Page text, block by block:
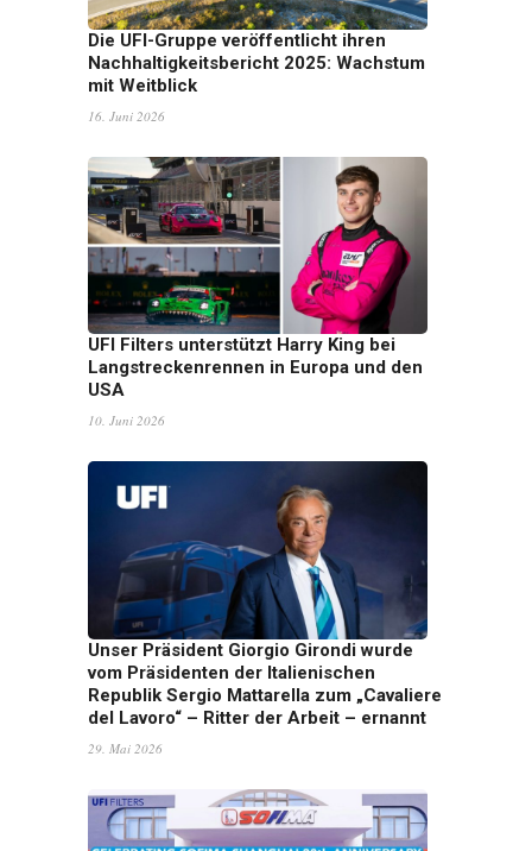
Die UFI-Gruppe veröffentlicht ihren
Nachhaltigkeitsbericht 2025: Wachstum
mit Weitblick
16. Juni 2026
UFI Filters unterstützt Harry King bei
Langstreckenrennen in Europa und den
USA
10. Juni 2026
Unser Präsident Giorgio Girondi wurde
vom Präsidenten der Italienischen
Republik Sergio Mattarella zum „Cavaliere
del Lavoro“ – Ritter der Arbeit – ernannt
29. Mai 2026